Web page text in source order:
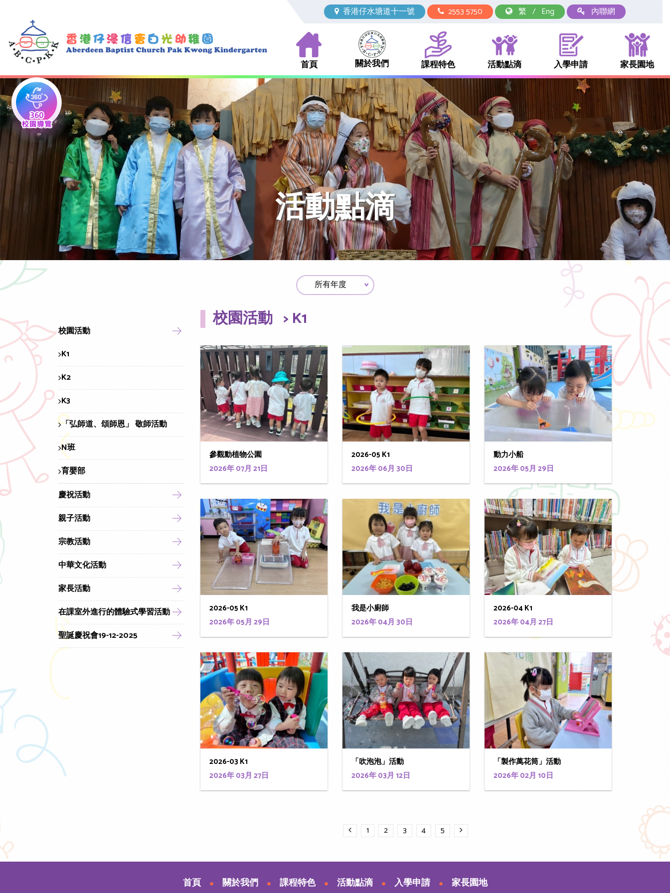
香港仔水塘道十一號 2553 5750 繁 / Eng 內聯網
首頁 關於我們 課程特色 活動點滴 入學申請 家長園地
活動點滴
校園活動
K1
K2
K3
「弘師道、頌師恩」 敬師活動
N班
育嬰部
慶祝活動
親子活動
宗教活動
中華文化活動
家長活動
在課室外進行的體驗式學習活動
聖誕慶祝會19-12-2025
校園活動 > K1
參觀動植物公園
2026年 07月 21日
2026-05 K1
2026年 06月 30日
動力小船
2026年 05月 29日
2026-05 K1
2026年 05月 29日
我是小廚師
2026年 04月 30日
2026-04 K1
2026年 04月 27日
2026-03 K1
2026年 03月 27日
「吹泡泡」活動
2026年 03月 12日
「製作萬花筒」活動
2026年 02月 10日
1 2 3 4 5
首頁 關於我們 課程特色 活動點滴 入學申請 家長園地